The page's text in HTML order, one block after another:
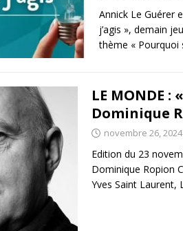
Annick Le Guérer
j’agis », demain
thème «
LE MONDE
Dominique
novembre 26, 2024
Edition du 23
Dominique Ropion
Yves Saint Laurent,